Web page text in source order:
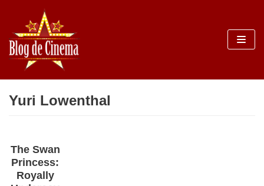
Sari
la
conținut
Yuri Lowenthal
The Swan
Princess:
Royally